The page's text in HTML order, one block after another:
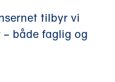
tilbyr vi
både faglig og